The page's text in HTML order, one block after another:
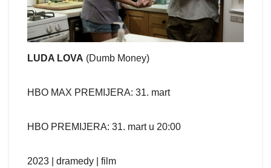
LUDA LOVA (Dumb Money)
HBO MAX PREMIJERA: 31. mart
HBO PREMIJERA: 31. mart u 20:00
2023 | dramedy | film